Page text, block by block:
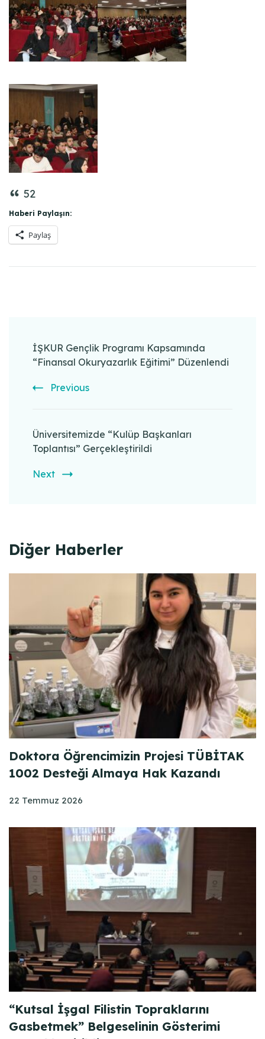
52
Haberi Paylaşın:
Paylaş
Navigation
İŞKUR Gençlik Programı Kapsamında
“Finansal Okuryazarlık Eğitimi” Düzenlendi
Previous
Üniversitemizde “Kulüp Başkanları
Toplantısı” Gerçekleştirildi
Next
Diğer Haberler
Doktora Öğrencimizin Projesi TÜBİTAK
1002 Desteği Almaya Hak Kazandı
22 Temmuz 2026
“Kutsal İşgal Filistin Topraklarını
Gasbetmek” Belgeselinin Gösterimi